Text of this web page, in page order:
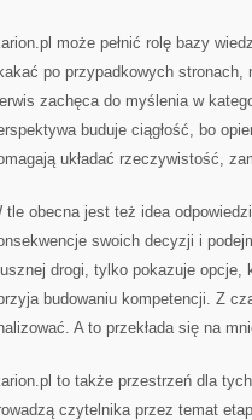
może pełnić rolę bazy
po przypadkowych
zachęca do myślenia w
buduje ciągłość, bo
układać rzeczywistość,
tle obecna jest też idea
swoich decyzji i
drogi, tylko pokazuje
budowaniu kompetencji. Z
A to przekłada się na
to także przestrzeń dla
czytelnika przez temat